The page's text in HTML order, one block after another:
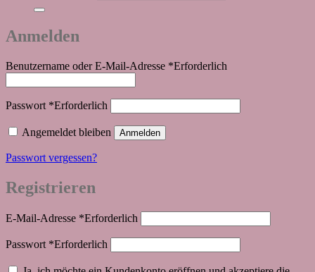
Anmelden
Benutzername oder E-Mail-Adresse *Erforderlich
Passwort *Erforderlich
Angemeldet bleiben Anmelden
Passwort vergessen?
Registrieren
E-Mail-Adresse *Erforderlich
Passwort *Erforderlich